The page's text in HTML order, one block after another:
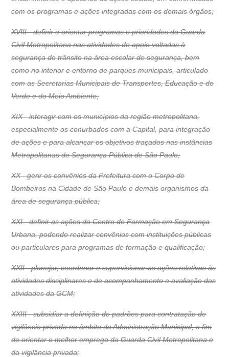
com os programas e ações integradas com os demais órgãos;
XVIII - definir e orientar programas e prioridades da Guarda
Civil Metropolitana nas atividades de apoio voltadas à
segurança do trânsito na área escolar de segurança, bem
como no interior e entorno de parques municipais, articulado
com as Secretarias Municipais de Transportes, Educação e do
Verde e do Meio Ambiente;
XIX - interagir com os municípios da região metropolitana,
especialmente os conurbados com a Capital, para integração
de ações e para alcançar os objetivos traçados nas instâncias
Metropolitanas de Segurança Pública de São Paulo;
XX - gerir os convênios da Prefeitura com o Corpo de
Bombeiros na Cidade de São Paulo e demais organismos da
área de segurança pública;
XXI - definir as ações do Centro de Formação em Segurança
Urbana, podendo realizar convênios com instituições públicas
ou particulares para programas de formação e qualificação;
XXII - planejar, coordenar e supervisionar as ações relativas às
atividades disciplinares e de acompanhamento e avaliação das
atividades da GCM;
XXIII - subsidiar a definição de padrões para contratação de
vigilância privada no âmbito da Administração Municipal, a fim
de orientar o melhor emprego da Guarda Civil Metropolitana e
da vigilância privada;